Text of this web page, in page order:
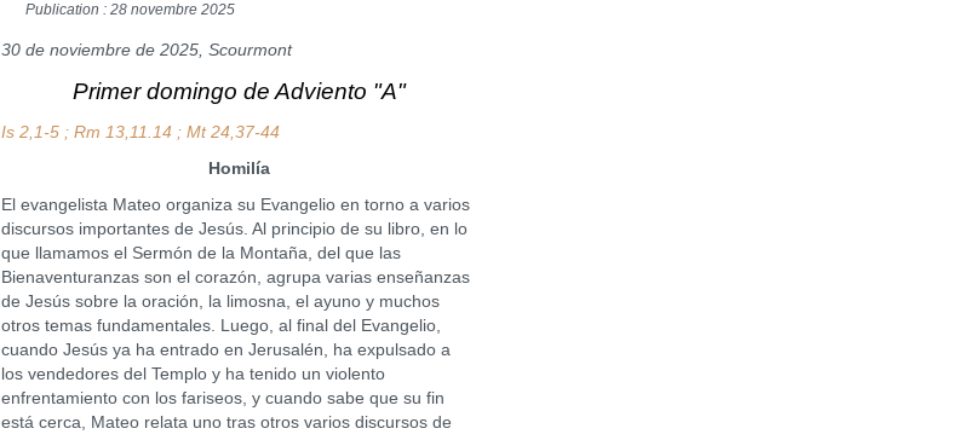
Publication : 28 novembre 2025
30 de noviembre de 2025, Scourmont
Primer domingo de Adviento "A"
Is 2,1-5 ; Rm 13,11.14 ; Mt 24,37-44
Homilía
El evangelista Mateo organiza su Evangelio en torno a varios
discursos importantes de Jesús. Al principio de su libro, en lo
que llamamos el Sermón de la Montaña, del que las
Bienaventuranzas son el corazón, agrupa varias enseñanzas
de Jesús sobre la oración, la limosna, el ayuno y muchos
otros temas fundamentales. Luego, al final del Evangelio,
cuando Jesús ya ha entrado en Jerusalén, ha expulsado a
los vendedores del Templo y ha tenido un violento
enfrentamiento con los fariseos, y cuando sabe que su fin
está cerca, Mateo relata uno tras otros varios discursos de